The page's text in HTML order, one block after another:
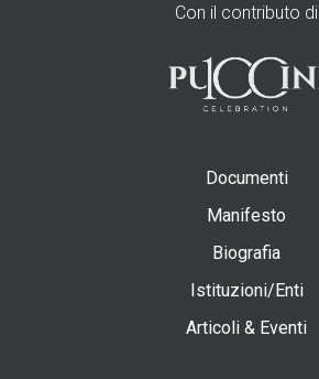
Con il contributo di
Documenti
Manifesto
Biografia
Istituzioni/Enti
Articoli & Eventi